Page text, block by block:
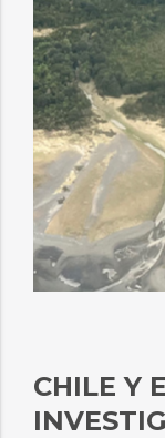
CHILE Y